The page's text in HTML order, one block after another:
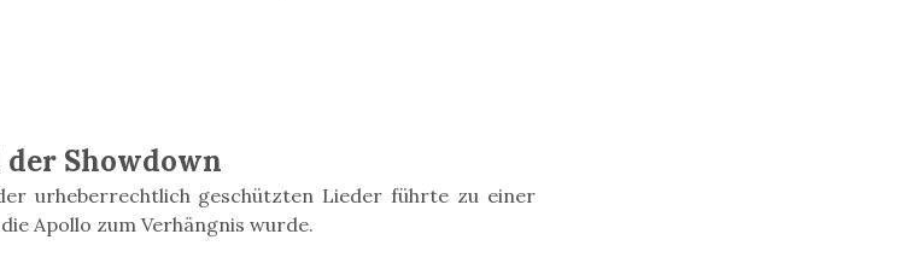
Showdown
urheberrechtlich geschützten Lieder führte zu einer
Apollo zum Verhängnis wurde.